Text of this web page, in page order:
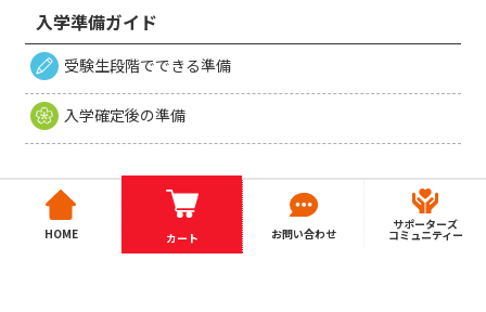
入学準備ガイド
受験生段階でできる準備
入学確定後の準備
HOME カート お問い合わせ
サポーターズ
コミュニティー